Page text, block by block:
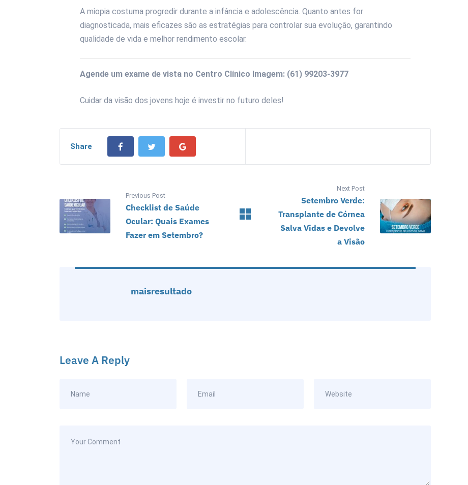
A miopia costuma progredir durante a infância e adolescência. Quanto antes for
diagnosticada, mais eficazes são as estratégias para controlar sua evolução, garantindo
qualidade de vida e melhor rendimento escolar.
Agende um exame de vista no Centro Clínico Imagem: (61) 99203-3977
Cuidar da visão dos jovens hoje é investir no futuro deles!
Share
Previous Post
Checklist de Saúde
Ocular: Quais Exames
Fazer em Setembro?
Next Post
Setembro Verde:
Transplante de Córnea
Salva Vidas e Devolve
a Visão
maisresultado
Leave A Reply